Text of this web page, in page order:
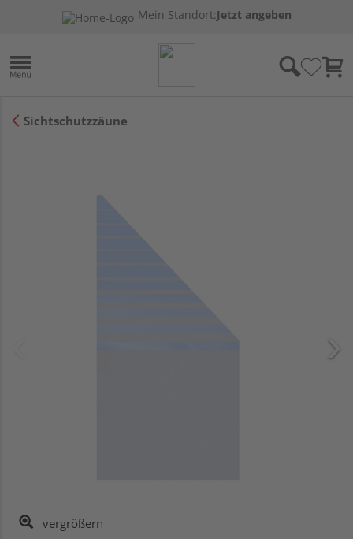
Mein Standort:Jetzt angeben
Sichtschutzzäune
vergrößern